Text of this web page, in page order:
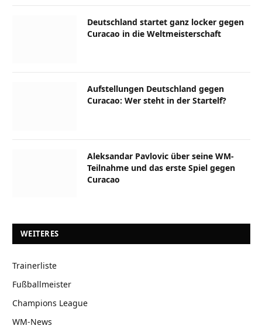
Deutschland startet ganz locker gegen
Curacao in die Weltmeisterschaft
Aufstellungen Deutschland gegen
Curacao: Wer steht in der Startelf?
Aleksandar Pavlovic über seine WM-
Teilnahme und das erste Spiel gegen
Curacao
WEITERES
Trainerliste
Fußballmeister
Champions League
WM-News